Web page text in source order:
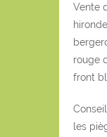
Vente
rouge
front
les